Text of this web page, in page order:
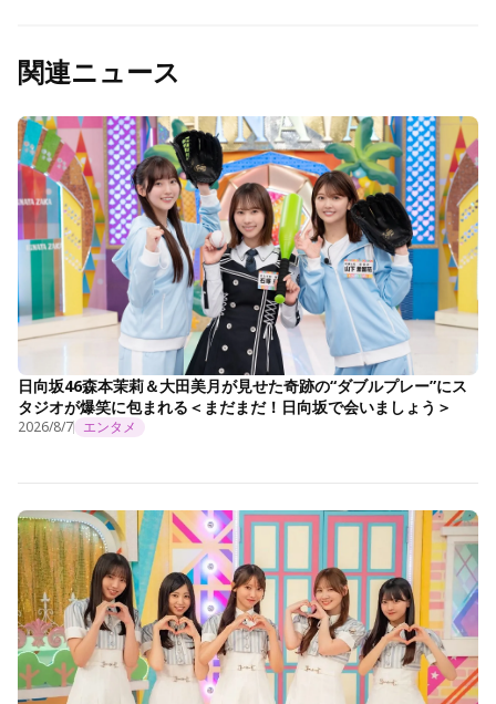
関連ニュース
日向坂46森本茉莉＆大田美月が見せた奇跡の“ダブルプレー”にス
タジオが爆笑に包まれる＜まだまだ！日向坂で会いましょう＞
2026/8/7 エンタメ